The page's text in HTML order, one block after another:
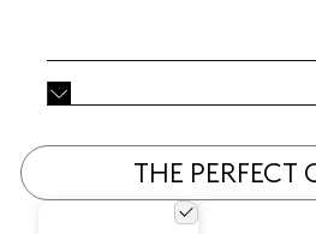
THE PERFECT